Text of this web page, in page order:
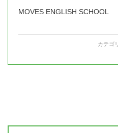
MOVES ENGLISH SCHOOL
カテゴ